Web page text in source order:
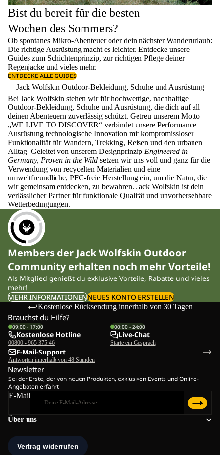
Bist du bereit für die besten
Wochen des Sommers?
Ob spontanes Mikro-Abenteuer oder dein nächster Wanderurlaub:
Die richtige Ausrüstung macht es leichter. Entdecke unsere
Guides zum Schichtenprinzip, zur richtigen Pflege deiner
Regenjacke und vieles mehr.
ENTDECKE ALLE GUIDES
Jack Wolfskin Outdoor-Bekleidung, Schuhe und Ausrüstung
Bei Jack Wolfskin stehen wir für hochwertige, nachhaltige
Outdoor-Bekleidung, Schuhe und Ausrüstung, die dich auf all
deinen Abenteuern zuverlässig schützt. Getreu unserem Motto
„WE LIVE TO DISCOVER“ verbindet unsere Performance-
Ausrüstung technologische Innovation mit kompromissloser
Funktionalität für Wandern, Trekking, Reisen und den urbanen
Alltag. Geleitet von unserem Designprinzip Engineered in
Germany, Proven in the Wild setzen wir uns voll und ganz für die
Verwendung von recycelten Materialien und eine
umweltfreundliche, PFC-freie Herstellung ein, um die Natur, die
wir gemeinsam entdecken, zu bewahren. Jack Wolfskin ist dein
verlässlicher Partner für funktionale Qualität und unvorhersehbare
Wetterbedingungen.
Members der Jack Wolfskin Outdoor
Community erhalten noch mehr Vorteile!
Als Mitglied genießt du exklusive Vorteile, Rabatte und vieles
mehr!
MEHR INFORMATIONENNEUES KONTO ERSTELLEN
Kostenlose Rücksendung innerhalb von 30 Tagen
Über uns
Brauchst du Hilfe?
09:00 - 17:00
Kostenlose Hotline
00800 - 965 375 46
00:00 - 24:00
Live-Chat
Starte ein Gespräch
E-Mail-Support
Antworten innerhalb von 48 Stunden
Newsletter
Sei der Erste, der von neuen Produkten, exklusiven Events und Online-
Angeboten erfährt
E-Mail